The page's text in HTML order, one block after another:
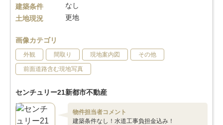
建築条件
なし
土地現況
更地
画像カテゴリ
外観 間取り 現地案内図 その他
前面道路含む現地写真
センチュリー21新都市不動産
物件担当者コメント
建築条件なし！水道工事負担金込み！